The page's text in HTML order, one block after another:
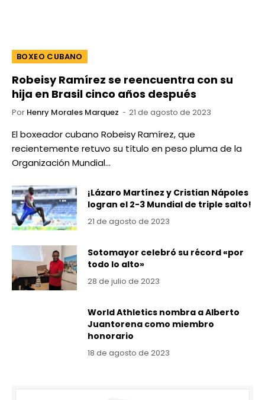
BOXEO CUBANO
Robeisy Ramírez se reencuentra con su
hija en Brasil cinco años después
Por Henry Morales Marquez 21 de agosto de 2023
El boxeador cubano Robeisy Ramírez, que
recientemente retuvo su título en peso pluma de la
Organización Mundial…
¡Lázaro Martínez y Cristian Nápoles
logran el 2-3 Mundial de triple salto!
21 de agosto de 2023
Sotomayor celebró su récord «por
todo lo alto»
28 de julio de 2023
World Athletics nombra a Alberto
Juantorena como miembro
honorario
18 de agosto de 2023